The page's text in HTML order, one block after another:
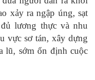
xảy ra ngập úng, sạt
lương thực và nhu
vực sơ tán, xây dựng
lũ, sớm ổn định cuộc